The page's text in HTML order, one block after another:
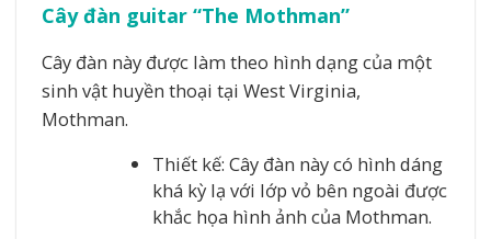
Cây đàn guitar “The Mothman”
Cây đàn này được làm theo hình dạng của một
sinh vật huyền thoại tại West Virginia,
Mothman.
Thiết kế: Cây đàn này có hình dáng
khá kỳ lạ với lớp vỏ bên ngoài được
khắc họa hình ảnh của Mothman.